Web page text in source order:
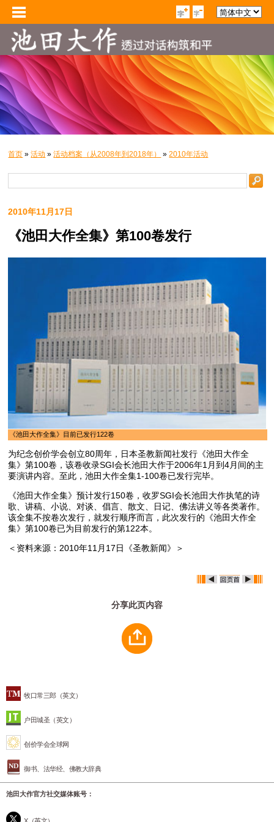
牧口常三郎（英文）
户田城圣（英文）
创价学会全球网
御书、法华经、佛教大辞典
池田大作官方社交媒体账号：
首页 »活动 »活动档案（从2008年到2018年） »2010年活动
2010年11月17日
《池田大作全集》第100卷发行
《池田大作全集》目前已发行122卷
为纪念创价学会创立80周年，日本圣教新闻社发行《池田大作全
集》第100卷，该卷收录SGI会长池田大作于2006年1月到4月间的主
要演讲内容。至此，池田大作全集1-100卷已发行完毕。
《池田大作全集》预计发行150卷，收罗SGI会长池田大作执笔的诗
歌、讲稿、小说、对谈、倡言、散文、日记、佛法讲义等各类著作。
该全集不按卷次发行，就发行顺序而言，此次发行的《池田大作全
集》第100卷已为目前发行的第122本。
＜资料来源：2010年11月17日《圣教新闻》＞
分享此页内容